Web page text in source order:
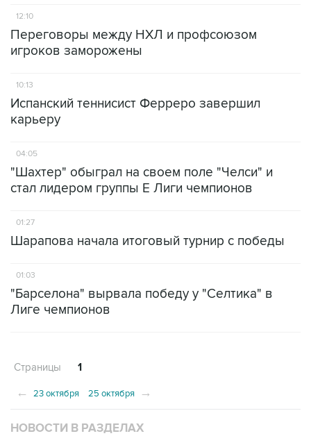
12:10
Переговоры между НХЛ и профсоюзом
игроков заморожены
10:13
Испанский теннисист Ферреро завершил
карьеру
04:05
"Шахтер" обыграл на своем поле "Челси" и
стал лидером группы Е Лиги чемпионов
01:27
Шарапова начала итоговый турнир с победы
01:03
"Барселона" вырвала победу у "Селтика" в
Лиге чемпионов
Страницы 1
← 23 октября 25 октября →
НОВОСТИ В РАЗДЕЛАХ